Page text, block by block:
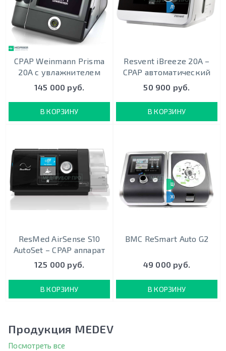
CPAP Weinmann Prisma
20A c увлажнителем
145 000 руб.
В КОРЗИНУ
ЛУЧШИЙ ВЫБОР
Resvent iBreeze 20A –
CPAP автоматический
50 900 руб.
В КОРЗИНУ
ResMed AirSense S10
AutoSet – CPAP аппарат
125 000 руб.
В КОРЗИНУ
ЦЕНА-КАЧЕСТВО
ХИТ ПРОДАЖ
BMC ReSmart Auto G2
49 000 руб.
В КОРЗИНУ
Продукция MEDEV
Посмотреть все